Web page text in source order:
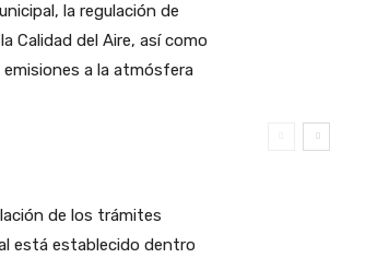
la regulación de
Calidad del Aire, así como
a la atmósfera
de los trámites
está establecido dentro